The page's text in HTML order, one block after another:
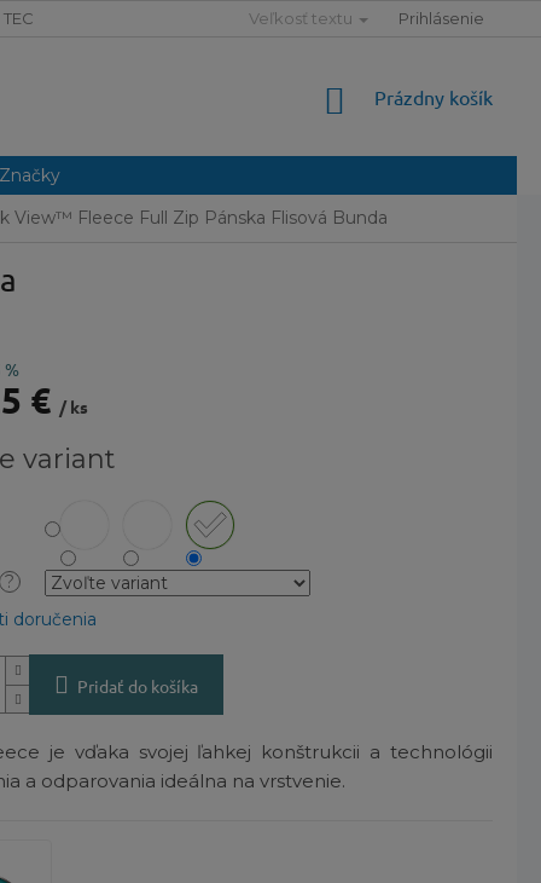
TECHNOLÓGIE SLOVNÍK POJMOV MAPA SERVERU
Veľkosť textu Prihlásenie
NÁKUPNÝ
Prázdny košík
Značky
View™ Fleece Full Zip Pánska Flisová Bunda
%
€ / ks
variant
?
doručenia
Pridať do košíka
je vďaka svojej ľahkej konštrukcii a technológii
a odparovania ideálna na vrstvenie.